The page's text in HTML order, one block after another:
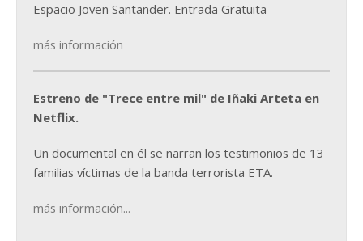
Espacio Joven Santander. Entrada Gratuita
más información
Estreno de "Trece entre mil" de Iñaki Arteta en
Netflix.
Un documental en él se narran los testimonios de 13
familias víctimas de la banda terrorista ETA.
más información...